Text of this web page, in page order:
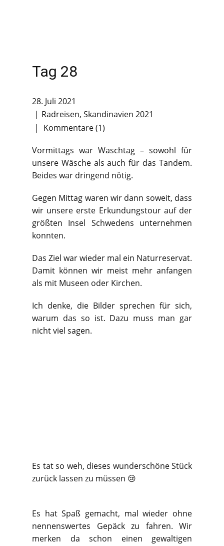
Tag 28
28. Juli 2021
Radreisen, Skandinavien 2021
Kommentare (1)
Vormittags war Waschtag – sowohl für
unsere Wäsche als auch für das Tandem.
Beides war dringend nötig.
Gegen Mittag waren wir dann soweit, dass
wir unsere erste Erkundungstour auf der
größten Insel Schwedens unternehmen
konnten.
Das Ziel war wieder mal ein Naturreservat.
Damit können wir meist mehr anfangen
als mit Museen oder Kirchen.
Ich denke, die Bilder sprechen für sich,
warum das so ist. Dazu muss man gar
nicht viel sagen.
Es tat so weh, dieses wunderschöne Stück
zurück lassen zu müssen 😢
Es hat Spaß gemacht, mal wieder ohne
nennenswertes Gepäck zu fahren. Wir
merken da schon einen gewaltigen